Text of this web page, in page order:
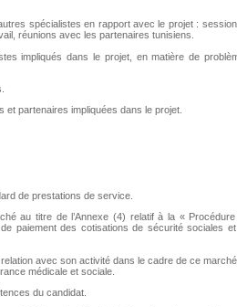
spécialistes en rapport avec le projet :
réunions avec les partenaires tunisiens.
dans le projet, en matière de
partenaires impliquées dans le projet.
de prestations de service.
au titre de l’Annexe (4) relatif à la «
paiement des cotisations de sécurité sociales
avec son activité dans le cadre de ce
médicale et sociale.
du candidat.